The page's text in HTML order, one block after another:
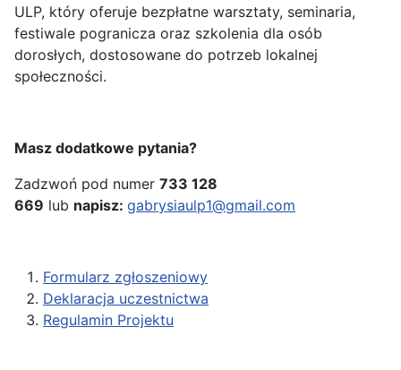
ULP, który oferuje bezpłatne warsztaty, seminaria,
festiwale pogranicza oraz szkolenia dla osób
dorosłych, dostosowane do potrzeb lokalnej
społeczności.
Masz dodatkowe pytania?
Zadzwoń pod numer 733 128
669 lub napisz: gabrysiaulp1@gmail.com
Formularz zgłoszeniowy
Deklaracja uczestnictwa
Regulamin Projektu